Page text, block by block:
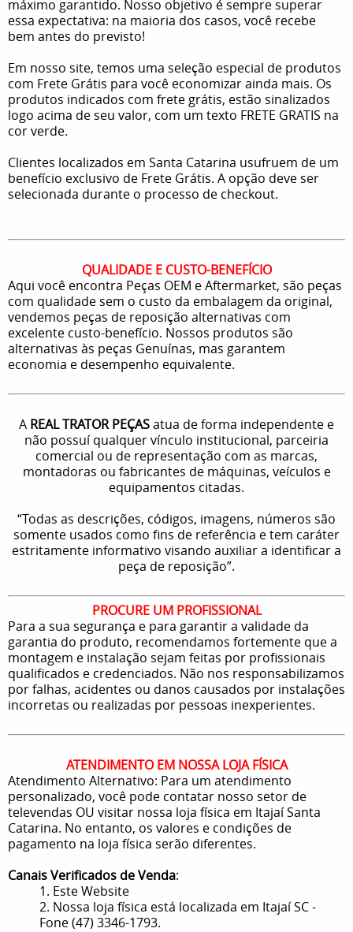
máximo garantido. Nosso objetivo é sempre superar
essa expectativa: na maioria dos casos, você recebe
bem antes do previsto!
Em nosso site, temos uma seleção especial de produtos
com Frete Grátis para você economizar ainda mais. Os
produtos indicados com frete grátis, estão sinalizados
logo acima de seu valor, com um texto FRETE GRATIS na
cor verde.
Clientes localizados em Santa Catarina usufruem de um
benefício exclusivo de Frete Grátis. A opção deve ser
selecionada durante o processo de checkout.
QUALIDADE E CUSTO-BENEFÍCIO
Aqui você encontra Peças OEM e Aftermarket, são peças
com qualidade sem o custo da embalagem da original,
vendemos peças de reposição alternativas com
excelente custo-benefício. Nossos produtos são
alternativas às peças Genuínas, mas garantem
economia e desempenho equivalente.
A REAL TRATOR PEÇASatua de forma independente e
não possuí qualquer vínculo institucional, parceiria
comercial ou de representação com as marcas,
montadoras ou fabricantes de máquinas, veículos e
equipamentos citadas.
“Todas as descrições, códigos, imagens, números são
somente usados como fins de referência e tem caráter
estritamente informativo visando auxiliar a identificar a
peça de reposição”.
PROCURE UM PROFISSIONAL
Para a sua segurança e para garantir a validade da
garantia do produto, recomendamos fortemente que a
montagem e instalação sejam feitas por profissionais
qualificados e credenciados. Não nos responsabilizamos
por falhas, acidentes ou danos causados por instalações
incorretas ou realizadas por pessoas inexperientes.
ATENDIMENTO EM NOSSA LOJA FÍSICA
Atendimento Alternativo: Para um atendimento
personalizado, você pode contatar nosso setor de
televendas OU visitar nossa loja física em Itajaí Santa
Catarina. No entanto, os valores e condições de
pagamento na loja física serão diferentes.
Canais Verificados de Venda:
1. Este Website
2. Nossa loja física está localizada em Itajaí SC -
Fone (47) 3346-1793.